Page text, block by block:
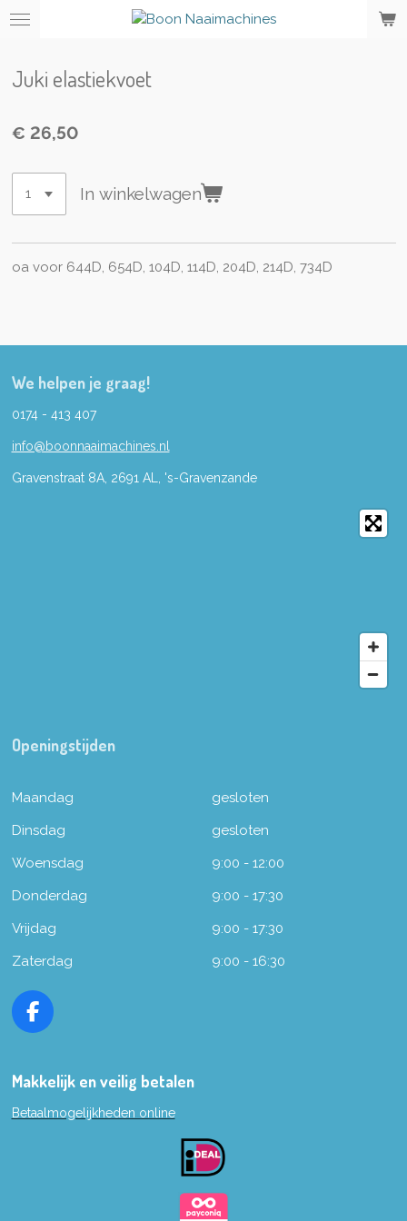
Ga
de
Juki elastiekvoet
€ 26,50
In winkelwagen
oa voor 644D, 654D, 104D, 114D, 204D, 214D, 734D
We helpen je graag!
0174 - 413 407
info@boonnaaimachines.nl
Gravenstraat 8A, 2691 AL, 's-Gravenzande
Openingstijden
Maandag
gesloten
Dinsdag
gesloten
Woensdag
9:00 - 12:00
Donderdag
9:00 - 17:30
Vrijdag
9:00 - 17:30
Zaterdag
9:00 - 16:30
F
e
o
Makkelijk en veilig betalen
Betaalmogelijkheden online